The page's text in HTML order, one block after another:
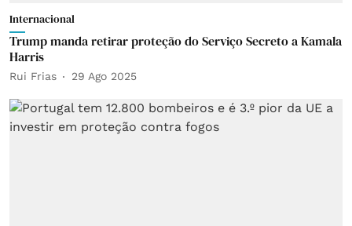
Internacional
Trump manda retirar proteção do Serviço Secreto a Kamala
Harris
Rui Frias 29 Ago 2025